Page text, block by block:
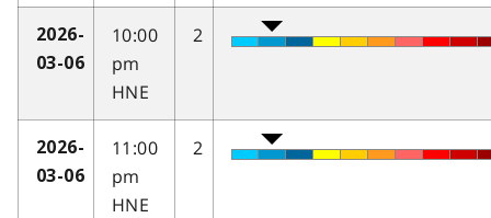
2026-
03-06
10:00
pm
HNE
2
2026-
03-06
11:00
pm
HNE
2